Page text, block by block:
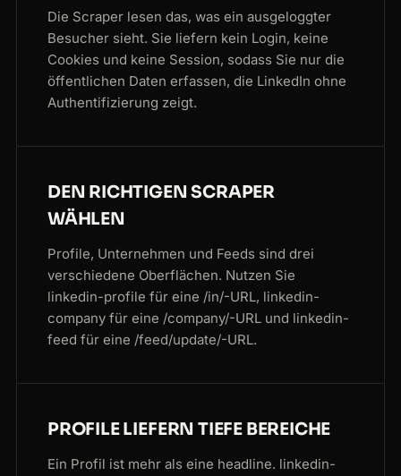
Die Scraper lesen das, was ein ausgeloggter
Besucher sieht. Sie liefern kein Login, keine
Cookies und keine Session, sodass Sie nur die
öffentlichen Daten erfassen, die LinkedIn ohne
Authentifizierung zeigt.
DEN RICHTIGEN SCRAPER
WÄHLEN
Profile, Unternehmen und Feeds sind drei
verschiedene Oberflächen. Nutzen Sie
linkedin-profile für eine /in/-URL, linkedin-
company für eine /company/-URL und linkedin-
feed für eine /feed/update/-URL.
PROFILE LIEFERN TIEFE BEREICHE
Ein Profil ist mehr als eine headline. linkedin-